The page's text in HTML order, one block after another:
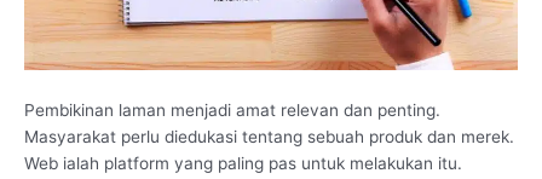
Pembikinan laman menjadi amat relevan dan penting.
Masyarakat perlu diedukasi tentang sebuah produk dan merek.
Web ialah platform yang paling pas untuk melakukan itu.